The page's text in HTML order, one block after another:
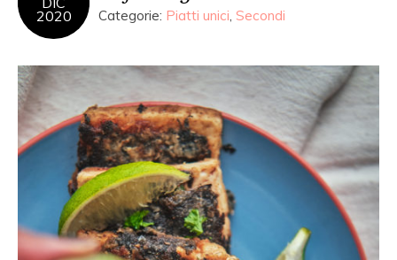
2020 Categorie: Piatti unici, Secondi